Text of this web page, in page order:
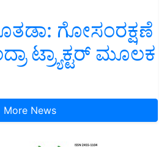
ಗೋಸಂರಕ್ಷಣೆ
ಟ್ರ್ಯಾಕ್ಟರ್ ಮೂಲಕ
More News